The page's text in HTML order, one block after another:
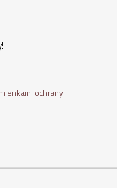
ochrany